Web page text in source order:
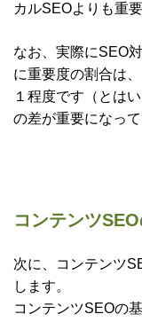
カルSEOよりも重
なお、実際にSEO
に重要度の割合は
１程度です（とは
の差が重要になっ
コンテンツ
次に、コンテンツ
します。
コンテンツSEOの